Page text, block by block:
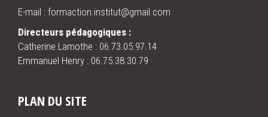
E-mail : formaction.institut@gmail.com
Directeurs pédagogiques :
Catherine Lamothe : 06.73.05.97.14
Emmanuel Henry : 06.75.38.30.79
PLAN DU SITE